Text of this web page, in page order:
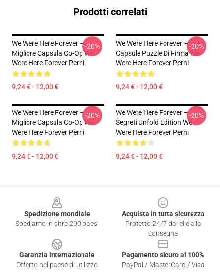
Prodotti correlati
We Were Here Forever –
Migliore Capsula Co-Op We
Were Here Forever Perni
9,24 € - 12,00 €
-20%
We Were Here Forever –
Capsule Puzzle Di Firma We
Were Here Forever Perni
9,24 € - 12,00 €
-20%
We Were Here Forever –
Migliore Capsula Co-Op We
Were Here Forever Perni
9,24 € - 12,00 €
-20%
We Were Here Forever –
Segreti Unfold Edition We
Were Here Forever Perni
9,24 € - 12,00 €
-20%
Spedizione mondiale
Spediamo in oltre 200 paesi
Acquista in tutta sicurezza
Protetto 24/7 dai clic alla
consegna
Garanzia internazionale
Offerto nel paese di utilizzo
Pagamento sicuro al 100%
PayPal / MasterCard / Visa